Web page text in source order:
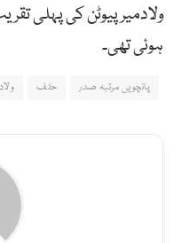
ہوئی تھی۔
پانچویں مرتبہ صدر حلف